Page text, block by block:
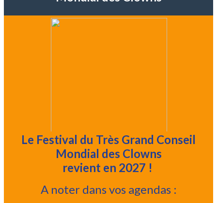
Le Festival du Très Grand Conseil
Mondial des Clowns
revient en 2027 !
A noter dans vos agendas :